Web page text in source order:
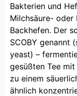
Bakterien und
Milchsäure- oder
Backhefen. Der
SCOBY genannt
yeast) –
gesüßten Tee
zu einem
ähnlich